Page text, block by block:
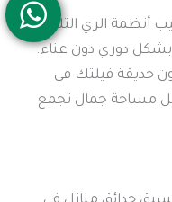
أنظمة الري التلقائي
بشكل دوري دون عناء.
حديقة فيلتك في
بل مساحة جمال تجمع